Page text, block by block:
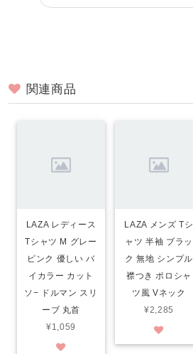
関連商品
LAZA レディース
Tシャツ M グレー
ピンク 優しい バ
イカラー カット
ソ− ドルマン スリ
ーブ 丸首
¥1,059
LAZA メンズ Tシ
ャツ 半袖 ブラッ
ク 無地 シンプル
襟つき ポロシャ
ツ風 Vネック
¥2,285